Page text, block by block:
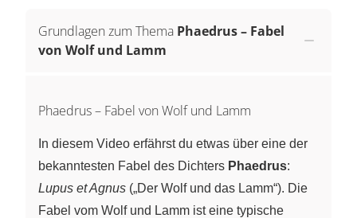
Grundlagen zum Thema Phaedrus – Fabel
von Wolf und Lamm
Phaedrus – Fabel von Wolf und Lamm
In diesem Video erfährst du etwas über eine der
bekanntesten Fabel des Dichters Phaedrus:
Lupus et Agnus („Der Wolf und das Lamm“). Die
Fabel vom Wolf und Lamm ist eine typische